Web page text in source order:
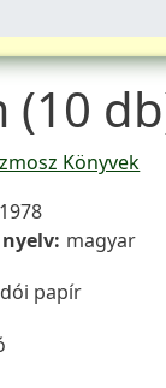
(10
Könyvek
Kiadás éve
1978
magyar
papír